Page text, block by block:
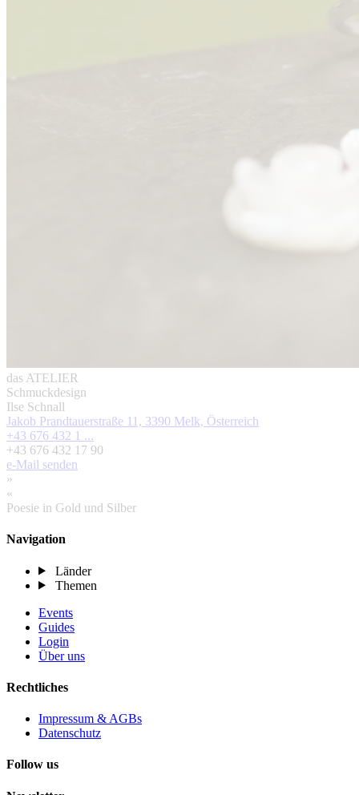
das ATELIER
Schmuckdesign
Ilse Schnall
Jakob Prandtauerstraße 11, 3390 Melk, Österreich
+43 676 432 1 ...
+43 676 432 17 90
e-Mail senden
»
«
Poesie in Gold und Silber
Navigation
Länder
Themen
Events
Guides
Login
Über uns
Rechtliches
Impressum & AGBs
Datenschutz
Follow us